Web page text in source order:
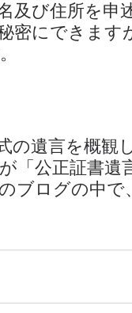
及び住所を申
密にできます
の遺言を概観
「公正証書遺
ブログの中で